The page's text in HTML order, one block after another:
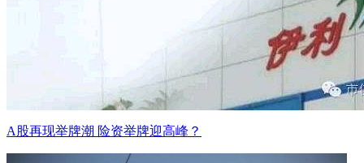
A股再现举牌潮 险资举牌迎高峰？